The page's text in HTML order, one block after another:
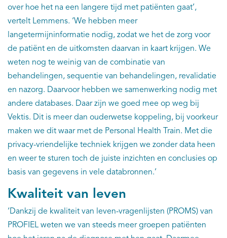
over hoe het na een langere tijd met patiënten gaat’,
vertelt Lemmens. ‘We hebben meer
langetermijninformatie nodig, zodat we het de zorg voor
de patiënt en de uitkomsten daarvan in kaart krijgen. We
weten nog te weinig van de combinatie van
behandelingen, sequentie van behandelingen, revalidatie
en nazorg. Daarvoor hebben we samenwerking nodig met
andere databases. Daar zijn we goed mee op weg bij
Vektis. Dit is meer dan ouderwetse koppeling, bij voorkeur
maken we dit waar met de Personal Health Train. Met die
privacy-vriendelijke techniek krijgen we zonder data heen
en weer te sturen toch de juiste inzichten en conclusies op
basis van gegevens in vele databronnen.’
Kwaliteit van leven
‘Dankzij de kwaliteit van leven-vragenlijsten (PROMS) van
PROFIEL weten we van steeds meer groepen patiënten